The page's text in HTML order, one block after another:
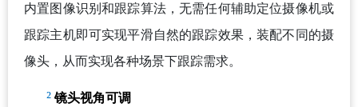
内置图像识别和跟踪算法，无需任何辅助定位摄像机或
跟踪主机即可实现平滑自然的跟踪效果，装配不同的摄
像头，从而实现各种场景下跟踪需求。
² 镜头视角可调